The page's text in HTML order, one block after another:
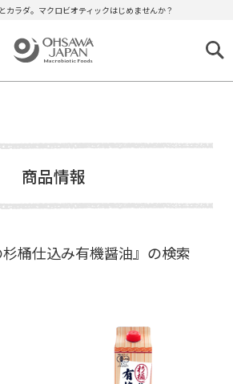
カラダ。マクロビオティックはじめませんか？
商品情報
杉桶仕込み有機醤油』の検索